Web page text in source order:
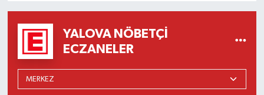
YALOVA NÖBETÇI
ECZANELER